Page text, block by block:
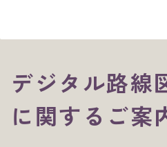
デジタル路線
に関するご案